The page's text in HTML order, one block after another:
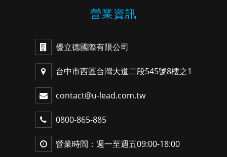
營業資訊
優立德國際有限公司
台中市西區台灣大道二段545號8樓之1
contact@u-lead.com.tw
0800-865-885
營業時間：週一至週五09:00-18:00